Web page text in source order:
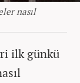
nasıl
ilk günkü